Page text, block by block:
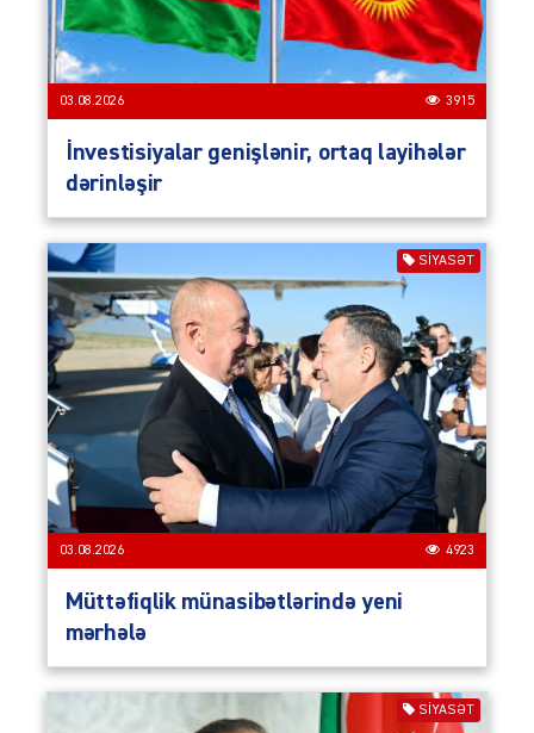
03.08.2026 3915
İnvestisiyalar genişlənir, ortaq layihələr
dərinləşir
SIYASƏT
03.08.2026 4923
Müttəfiqlik münasibətlərində yeni
mərhələ
SIYASƏT